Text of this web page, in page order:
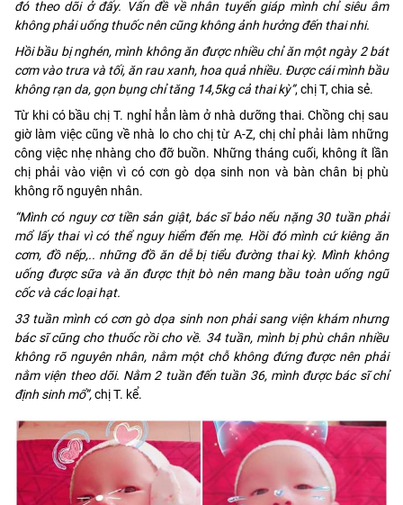
đó theo dõi ở đấy. Vấn đề về nhân tuyến giáp mình chỉ siêu âm
không phải uống thuốc nên cũng không ảnh hưởng đến thai nhi.
Hồi bầu bị nghén, mình không ăn được nhiều chỉ ăn một ngày 2 bát
cơm vào trưa và tối, ăn rau xanh, hoa quả nhiều. Được cái mình bầu
không rạn da, gọn bụng chỉ tăng 14,5kg cả thai kỳ”, chị T, chia sẻ.
Từ khi có bầu chị T. nghỉ hẳn làm ở nhà dưỡng thai. Chồng chị sau
giờ làm việc cũng về nhà lo cho chị từ A-Z, chị chỉ phải làm những
công việc nhẹ nhàng cho đỡ buồn. Những tháng cuối, không ít lần
chị phải vào viện vì có cơn gò dọa sinh non và bàn chân bị phù
không rõ nguyên nhân.
“Mình có nguy cơ tiền sản giật, bác sĩ bảo nếu nặng 30 tuần phải
mổ lấy thai vì có thể nguy hiểm đến mẹ. Hồi đó mình cứ kiêng ăn
cơm, đồ nếp,.. những đồ ăn dễ bị tiểu đường thai kỳ. Mình không
uống được sữa và ăn được thịt bò nên mang bầu toàn uống ngũ
cốc và các loại hạt.
33 tuần mình có cơn gò dọa sinh non phải sang viện khám nhưng
bác sĩ cũng cho thuốc rồi cho về. 34 tuần, mình bị phù chân nhiều
không rõ nguyên nhân, nằm một chỗ không đứng được nên phải
nằm viện theo dõi. Nằm 2 tuần đến tuần 36, mình được bác sĩ chỉ
định sinh mổ”,chị T. kể.